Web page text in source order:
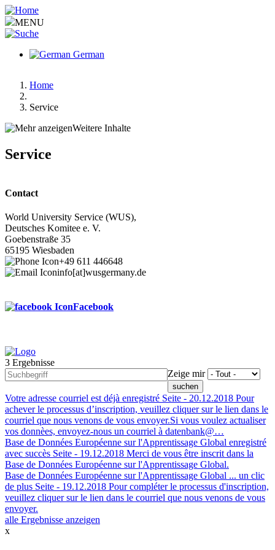
Aller
au
contenu
MENU
German
Fil
Home
Service
Weitere Inhalte
Hauptnavigation-
Service
Contact
World University Service (WUS),
Deutsches Komitee e. V.
Goebenstraße 35
65195 Wiesbaden
+49 611 446648
info[at]wusgermany.de
Facebook
Footer
menu
3 Ergebnisse
Zeige mir
Votre adresse courriel est déjà enregistré Seite - 20.12.2018 Pour
achever le processus d’inscription, veuillez cliquer sur le lien dans le
courriel que nous venons de vous envoyer.Si vous voulez actualiser
vos donnèes, envoyez-nous un courriel à datenbank@…
Base de Données Européenne sur l'Apprentissage Global enregistré
avec succès Seite - 19.12.2018 Merci de vous être inscrit dans la
Base de Données Européenne sur l'Apprentissage Global.
Base de Données Européenne sur l'Apprentissage Global ... un clic
de plus Seite - 19.12.2018 Pour compléter le processus d'inscription,
veuillez cliquer sur le lien dans le courriel que nous venons de vous
envoyer.
alle Ergebnisse anzeigen
x